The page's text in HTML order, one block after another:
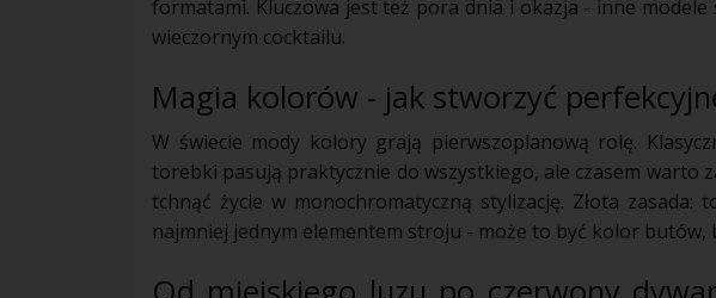
formatami. Kluczowa jest też pora dnia i okazja - inne
wieczornym cocktailu.
Magia kolorów - jak stworzyć
W świecie mody kolory grają pierwszoplanową rolę.
torebki pasują praktycznie do wszystkiego, ale czasem warto
tchnąć życie w monochromatyczną stylizację. Złota zasada:
najmniej jednym elementem stroju - może to być kolor butów,